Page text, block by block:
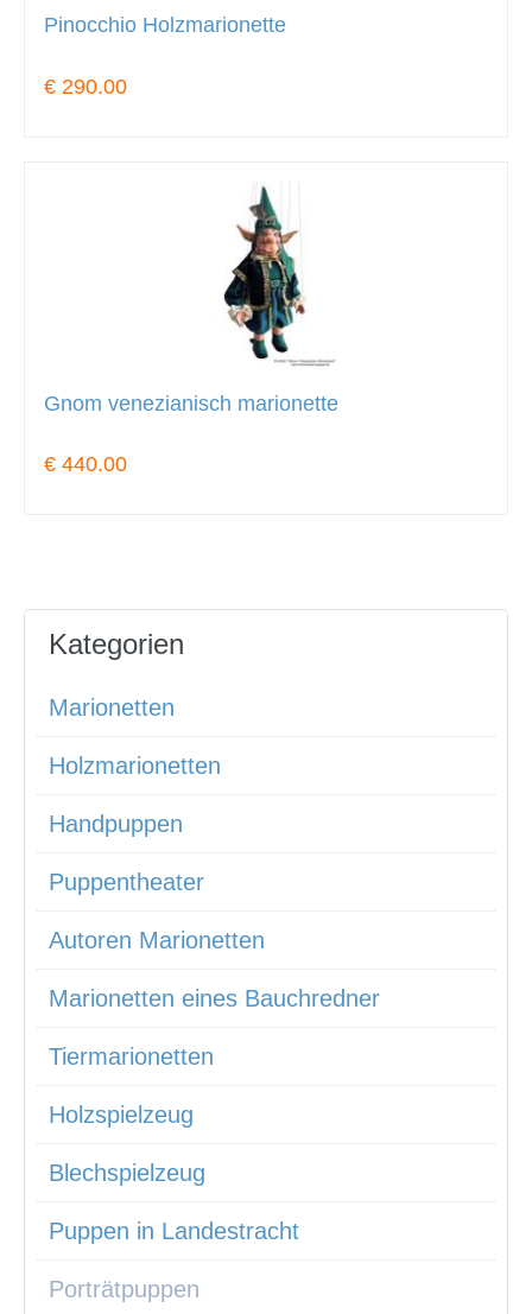
Pinocchio Holzmarionette
€ 290.00
Gnom venezianisch marionette
€ 440.00
Kategorien
Marionetten
Holzmarionetten
Handpuppen
Puppentheater
Autoren Marionetten
Marionetten eines Bauchredner
Tiermarionetten
Holzspielzeug
Blechspielzeug
Puppen in Landestracht
Porträtpuppen